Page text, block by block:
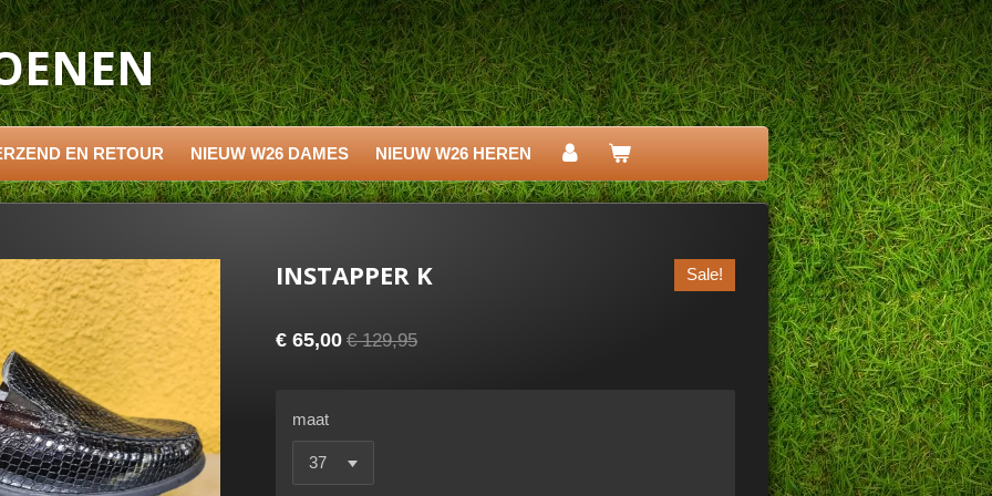
EN RETOUR NIEUW W26 DAMES NIEUW W26 HEREN
INSTAPPER K Sale!
€ 65,00 € 129,95
maat